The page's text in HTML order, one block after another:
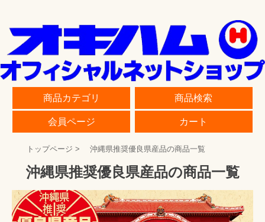
商品カテゴリ 商品検索
会員ページ カート
トップページ > 沖縄県推奨優良県産品の商品一覧
沖縄県推奨優良県産品の商品一覧